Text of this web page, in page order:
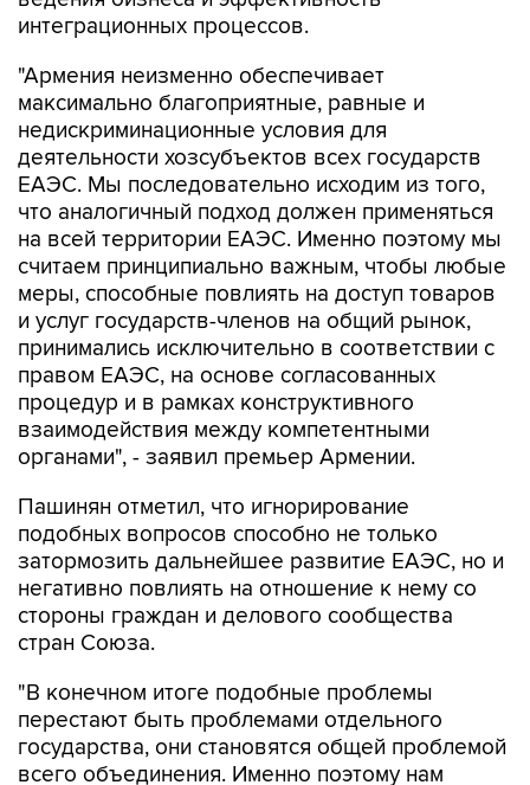
интеграционных процессов.
"Армения неизменно обеспечивает
максимально благоприятные, равные и
недискриминационные условия для
деятельности хозсубъектов всех государств
ЕАЭС. Мы последовательно исходим из того,
что аналогичный подход должен применяться
на всей территории ЕАЭС. Именно поэтому мы
считаем принципиально важным, чтобы любые
меры, способные повлиять на доступ товаров
и услуг государств-членов на общий рынок,
принимались исключительно в соответствии с
правом ЕАЭС, на основе согласованных
процедур и в рамках конструктивного
взаимодействия между компетентными
органами", - заявил премьер Армении.
Пашинян отметил, что игнорирование
подобных вопросов способно не только
затормозить дальнейшее развитие ЕАЭС, но и
негативно повлиять на отношение к нему со
стороны граждан и делового сообщества
стран Союза.
"В конечном итоге подобные проблемы
перестают быть проблемами отдельного
государства, они становятся общей проблемой
всего объединения. Именно поэтому нам